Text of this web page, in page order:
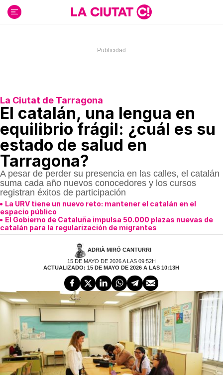
contenido
La Ciutat de Tarragona
El catalán, una lengua en
equilibrio frágil: ¿cuál es su
estado de salud en
Tarragona?
A pesar de perder su presencia en las calles, el catalán
suma cada año nuevos conocedores y los cursos
registran éxitos de participación
La URV tiene un nuevo reto: mantener el catalán en el
espacio público
El Gobierno de Cataluña impulsa 50.000 plazas nuevas de
catalán para la regularización de migrantes
ADRIÀ MIRÓ CANTURRI
15 DE MAYO DE 2026 A LAS 09:52H
ACTUALIZADO: 15 DE MAYO DE 2026 A LAS 10:13H